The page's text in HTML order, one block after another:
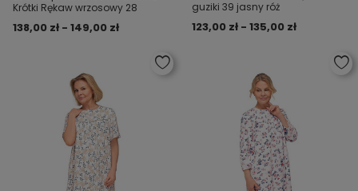
Krótki Rękaw wrzosowy 28
138,00 zł - 149,00 zł
guziki 39 jasny róż
123,00 zł - 135,00 zł